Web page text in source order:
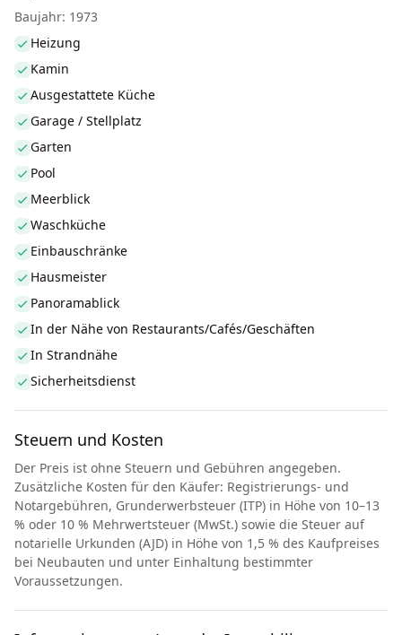
Baujahr: 1973
Heizung
Kamin
Ausgestattete Küche
Garage / Stellplatz
Garten
Pool
Meerblick
Waschküche
Einbauschränke
Hausmeister
Panoramablick
In der Nähe von Restaurants/Cafés/Geschäften
In Strandnähe
Sicherheitsdienst
Steuern und Kosten
Der Preis ist ohne Steuern und Gebühren angegeben.
Zusätzliche Kosten für den Käufer: Registrierungs- und
Notargebühren, Grunderwerbsteuer (ITP) in Höhe von 10–13
% oder 10 % Mehrwertsteuer (MwSt.) sowie die Steuer auf
notarielle Urkunden (AJD) in Höhe von 1,5 % des Kaufpreises
bei Neubauten und unter Einhaltung bestimmter
Voraussetzungen.